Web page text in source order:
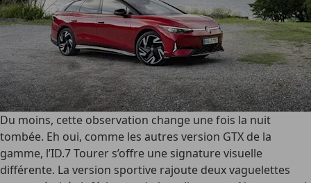
Du moins, cette observation change une fois la nuit
tombée. Eh oui, comme les autres version GTX de la
gamme, l’ID.7 Tourer s’offre une signature visuelle
différente. La version sportive rajoute deux vaguelettes